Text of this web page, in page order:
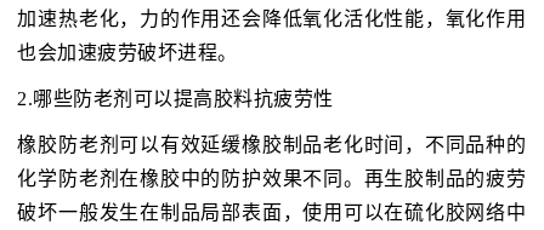
加速热老化，力的作用还会降低氧化活化性能，氧化作用
也会加速疲劳破坏进程。
2.哪些防老剂可以提高胶料抗疲劳性
橡胶防老剂可以有效延缓橡胶制品老化时间，不同品种的
化学防老剂在橡胶中的防护效果不同。再生胶制品的疲劳
破坏一般发生在制品局部表面，使用可以在硫化胶网络中